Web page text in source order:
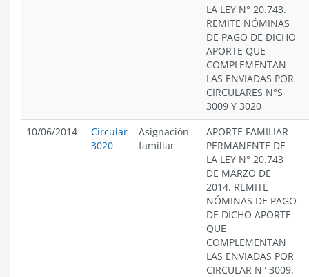
LA LEY N° 20.743.
REMITE NÓMINAS
DE PAGO DE DICHO
APORTE QUE
COMPLEMENTAN
LAS ENVIADAS POR
CIRCULARES N°S
3009 Y 3020
10/06/2014
Circular
3020
Asignación
familiar
APORTE FAMILIAR
PERMANENTE DE
LA LEY N° 20.743
DE MARZO DE
2014. REMITE
NÓMINAS DE PAGO
DE DICHO APORTE
QUE
COMPLEMENTAN
LAS ENVIADAS POR
CIRCULAR N° 3009.